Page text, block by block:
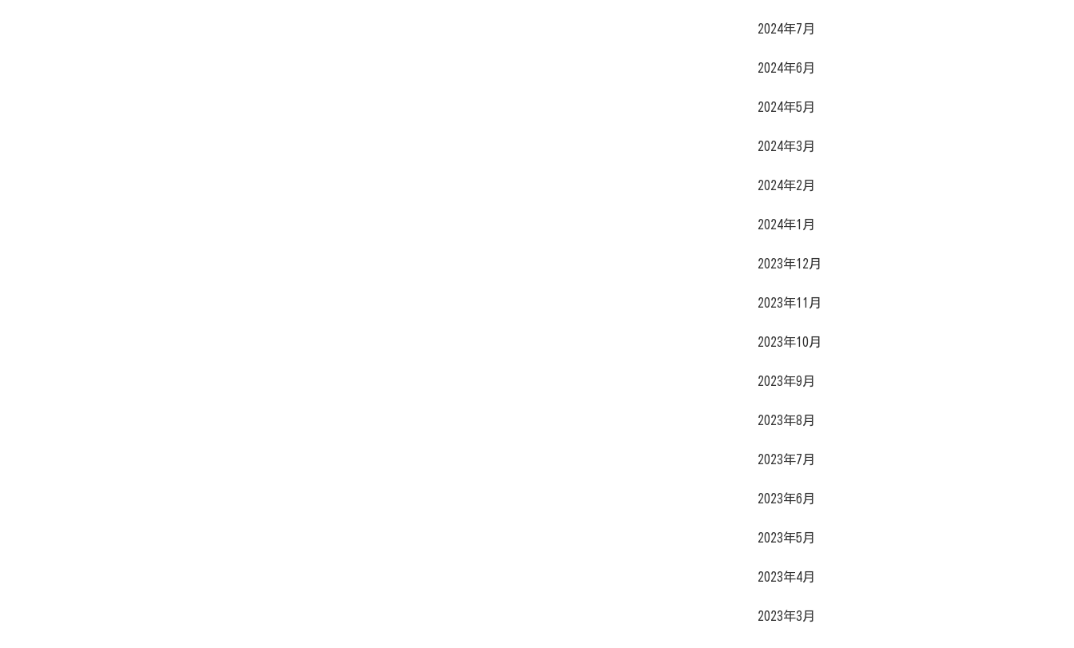
2024年7月
2024年6月
2024年5月
2024年3月
2024年2月
2024年1月
2023年12月
2023年11月
2023年10月
2023年9月
2023年8月
2023年7月
2023年6月
2023年5月
2023年4月
2023年3月